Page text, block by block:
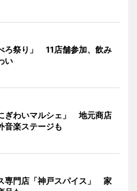
ろ祭り」 11店舗参加、飲み
い
ぎわいマルシェ」 地元商店
音楽ステージも
専門店「神戸スパイス」 家